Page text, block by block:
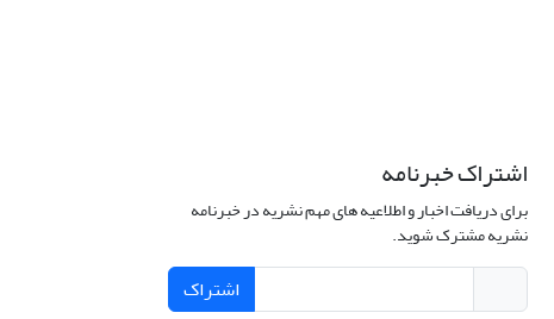
اشتراک خبرنامه
برای دریافت اخبار و اطلاعیه های مهم نشریه در خبرنامه
نشریه مشترک شوید.
اشتراک